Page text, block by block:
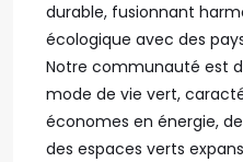
durable, fusionnant
écologique avec des
Notre communauté est
mode de vie vert,
économes en énergie,
des espaces verts